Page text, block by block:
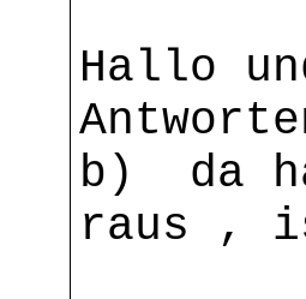
Hallo
b) da
raus ,